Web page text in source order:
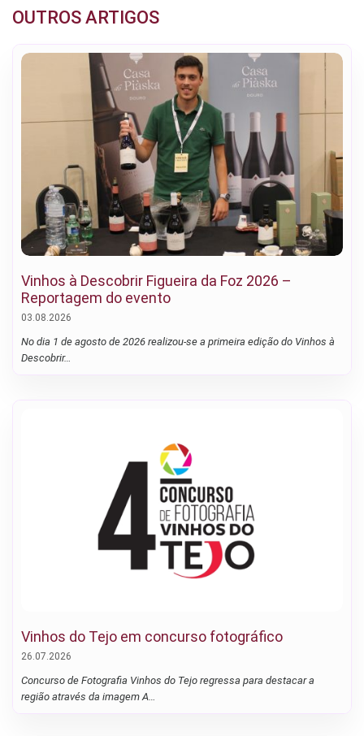
OUTROS ARTIGOS
Vinhos à Descobrir Figueira da Foz 2026 –
Reportagem do evento
03.08.2026
No dia 1 de agosto de 2026 realizou-se a primeira edição do Vinhos à
Descobrir…
Vinhos do Tejo em concurso fotográfico
26.07.2026
Concurso de Fotografia Vinhos do Tejo regressa para destacar a
região através da imagem A…